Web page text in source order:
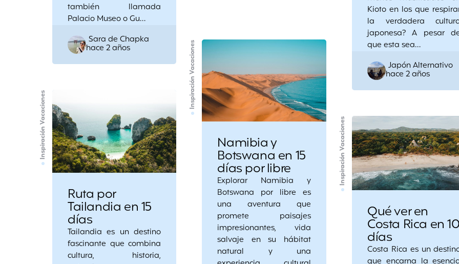
también llamada
Palacio Museo o Gu…
Posted
by
Sara de Chapka
hace 2 años
Kioto en los que
la verdadera
japonesa? A pesar
que esta sea…
Posted
by
Japón Alternativo
hace 2 años
Inspiración Vacaciones
Namibia y
Botswana en 15
días por libre
Explorar Namibia y
Botswana por libre es
una aventura que
promete paisajes
impresionantes, vida
salvaje en su hábitat
natural y una
Inspiración Vacaciones
Ruta por
Tailandia en 15
días
Tailandia es un destino
fascinante que combina
cultura, historia,
Inspiración Vacaciones
Qué ver en
Costa Rica en
días
Costa Rica es un